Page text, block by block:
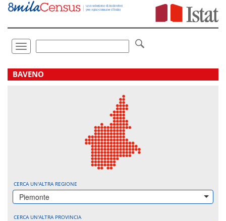
Vai
direttamente
Toggle
navigation
.
BAVENO
CERCA UN'ALTRA REGIONE
Piemonte
CERCA UN'ALTRA PROVINCIA